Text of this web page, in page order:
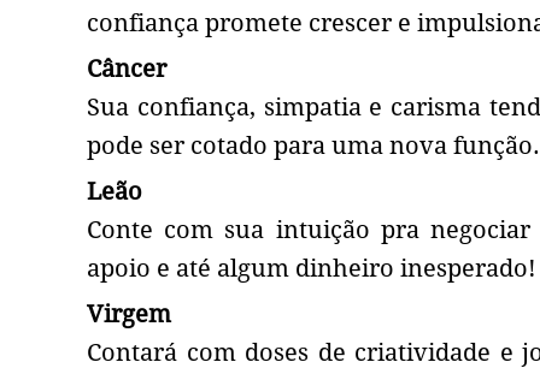
confiança promete crescer e
Câncer
Sua confiança, simpatia e carisma
pode ser cotado para uma nova função.
Leão
Conte com sua intuição pra
apoio e até algum dinheiro inesperado!
Virgem
Contará com doses de criatividade e